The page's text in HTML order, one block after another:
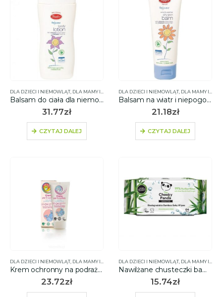
DLA DZIECI I NIEMOWLĄT, DLA MAMY I DZIECKA
Balsam do ciała dla niemowląt z ekstr. otrębów pszennych i nagietkiem BIO 200ml – TOPFER
31.77zł
CZYTAJ DALEJ
DLA DZIECI I NIEMOWLĄT, DLA MAMY I DZIECKA
Balsam na wiatr i niepogodę dla dzieci z ekst. z otrębów pszennych i masłem shea BIO 75ml – TOPFER
21.18zł
CZYTAJ DALEJ
DLA DZIECI I NIEMOWLĄT, DLA MAMY I DZIECKA
Krem ochronny na podrażnienia pieluszkowe 0% cynku i talku z ekstraktami z upraw ekologicznych 100 ml – EKOS BABY
23.72zł
DLA DZIECI I NIEMOWLĄT, DLA MAMY I DZIECKA
Nawilżane chusteczki bambusowe dla dzieci 64 sztuki – 99% woda, 1% wyciąg z aloesu i owoców – THE CHEEKY PANDA
15.74zł